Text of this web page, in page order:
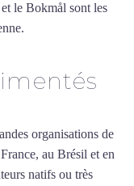
le Bokmål sont les
organisations de
au Brésil et en
natifs ou très